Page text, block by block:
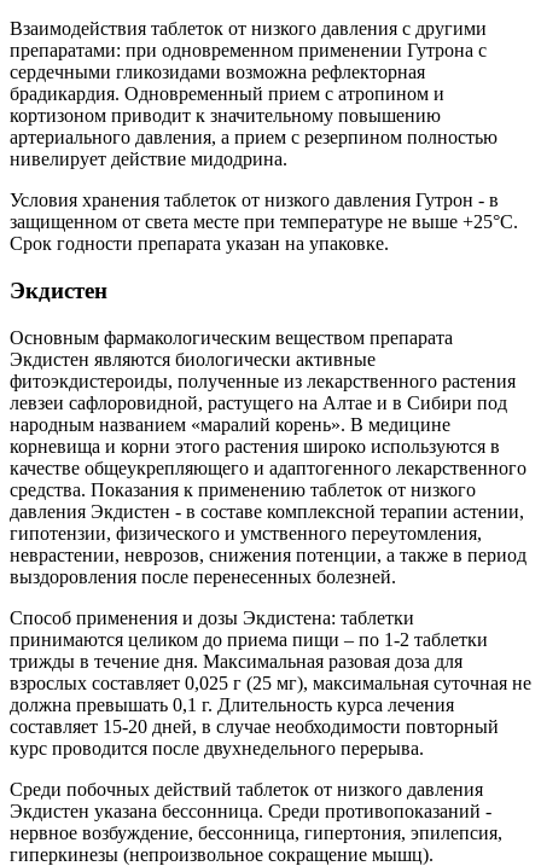
Взаимодействия таблеток от низкого давления с другими
препаратами: при одновременном применении Гутрона с
сердечными гликозидами возможна рефлекторная
брадикардия. Одновременный прием с атропином и
кортизоном приводит к значительному повышению
артериального давления, а прием с резерпином полностью
нивелирует действие мидодрина.
Условия хранения таблеток от низкого давления Гутрон - в
защищенном от света месте при температуре не выше +25°C.
Срок годности препарата указан на упаковке.
Экдистен
Основным фармакологическим веществом препарата
Экдистен являются биологически активные
фитоэкдистероиды, полученные из лекарственного растения
левзеи сафлоровидной, растущего на Алтае и в Сибири под
народным названием «маралий корень». В медицине
корневища и корни этого растения широко используются в
качестве общеукрепляющего и адаптогенного лекарственного
средства. Показания к применению таблеток от низкого
давления Экдистен - в составе комплексной терапии астении,
гипотензии, физического и умственного переутомления,
неврастении, неврозов, снижения потенции, а также в период
выздоровления после перенесенных болезней.
Способ применения и дозы Экдистена: таблетки
принимаются целиком до приема пищи – по 1-2 таблетки
трижды в течение дня. Максимальная разовая доза для
взрослых составляет 0,025 г (25 мг), максимальная суточная не
должна превышать 0,1 г. Длительность курса лечения
составляет 15-20 дней, в случае необходимости повторный
курс проводится после двухнедельного перерыва.
Среди побочных действий таблеток от низкого давления
Экдистен указана бессонница. Среди противопоказаний -
нервное возбуждение, бессонница, гипертония, эпилепсия,
гиперкинезы (непроизвольное сокращение мышц).